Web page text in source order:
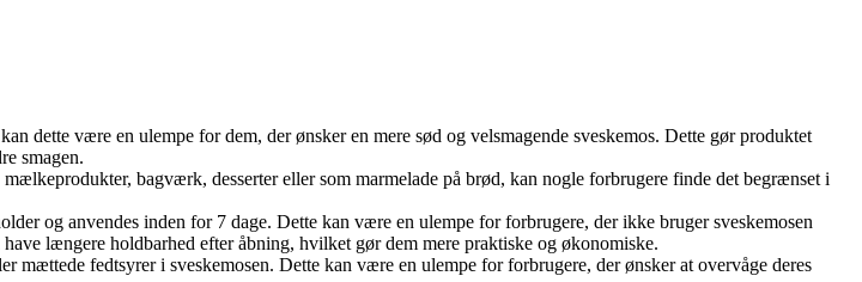
dette være en ulempe for dem, der ønsker en mere sød og velsmagende sveskemos. Dette gør produktet
smagen.
bagværk, desserter eller som marmelade på brød, kan nogle forbrugere finde det begrænset i
og anvendes inden for 7 dage. Dette kan være en ulempe for forbrugere, der ikke bruger sveskemosen
længere holdbarhed efter åbning, hvilket gør dem mere praktiske og økonomiske.
mættede fedtsyrer i sveskemosen. Dette kan være en ulempe for forbrugere, der ønsker at overvåge deres